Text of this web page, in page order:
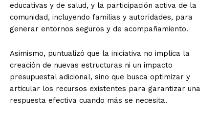
educativas y de salud, y la participación activa de la
comunidad, incluyendo familias y autoridades, para
generar entornos seguros y de acompañamiento.
Asimismo, puntualizó que la iniciativa no implica la
creación de nuevas estructuras ni un impacto
presupuestal adicional, sino que busca optimizar y
articular los recursos existentes para garantizar una
respuesta efectiva cuando más se necesita.